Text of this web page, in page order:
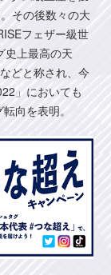
その後数々の大
フェザー級世
史上最高の天
どと称され、今
」においても
向を表明。